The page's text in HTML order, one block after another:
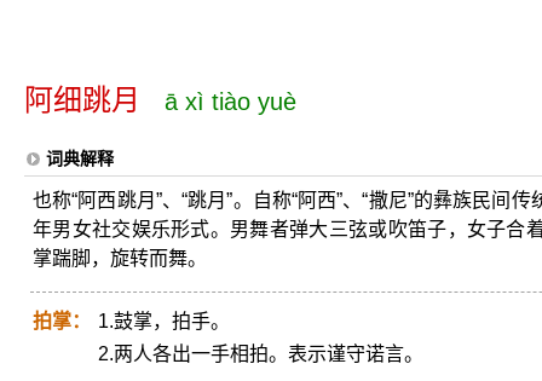
阿细跳月 ā xì tiào yuè
词典解释
也称“阿西跳月”、“跳月”。自称“阿西”、“撒尼”的彝族民间
年男女社交娱乐形式。男舞者弹大三弦或吹笛子，女子合
掌踹脚，旋转而舞。
拍掌：
1.鼓掌，拍手。
2.两人各出一手相拍。表示谨守诺言。